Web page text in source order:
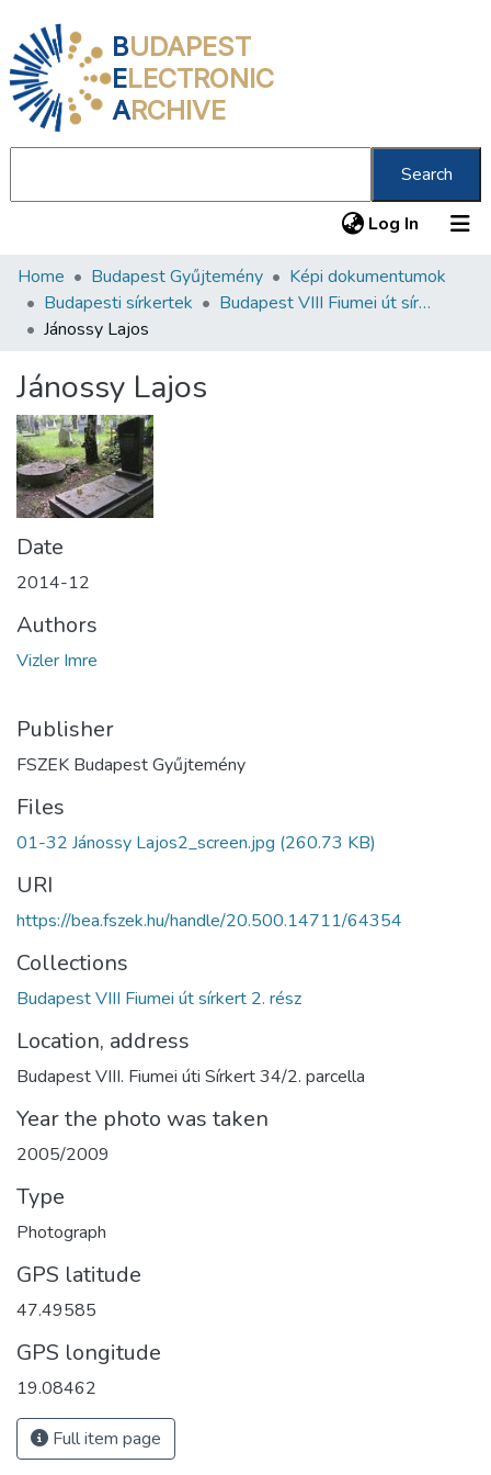
BUDAPEST
ELECTRONIC
ARCHIVE
Search
Log In (current)
Communities & Collections
All of DSpace
About us
Home Budapest Gyűjtemény
Képi dokumentumok
Budapesti sírkertek
Budapest VIII Fiumei út sírkert 2. rész
Jánossy Lajos
Jánossy Lajos
Date
2014-12
Authors
Vizler Imre
Publisher
FSZEK Budapest Gyűjtemény
Files
01-32 Jánossy Lajos2_screen.jpg (260.73 KB)
URI
https://bea.fszek.hu/handle/20.500.14711/64354
Collections
Budapest VIII Fiumei út sírkert 2. rész
Location, address
Budapest VIII. Fiumei úti Sírkert 34/2. parcella
Year the photo was taken
2005/2009
Type
Photograph
GPS latitude
47.49585
GPS longitude
19.08462
Full item page